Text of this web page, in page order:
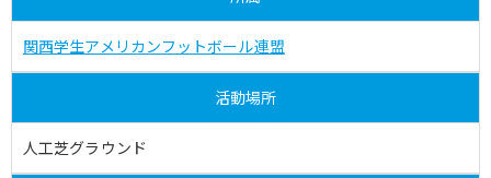
関西学生アメリカンフットボール連盟
活動場所
人工芝グラウンド